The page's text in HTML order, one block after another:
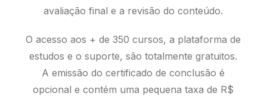
avaliação final e a revisão do conteúdo.
O acesso aos + de 350 cursos, a plataforma de
estudos e o suporte, são totalmente gratuitos.
A emissão do certificado de conclusão é
opcional e contém uma pequena taxa de R$